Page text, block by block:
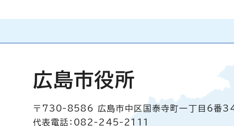
広島市役所
〒730-8586
広島市中区国泰寺町一丁目6番
代表電話：082-245-2111